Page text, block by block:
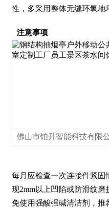
性，多采用整体无缝环氧地
注意事项
佛山市铂升智能科技有限
每月应检查一次连接件紧固
现2mm以上凹陷或防滑纹
免使用强酸强碱清洁剂，推